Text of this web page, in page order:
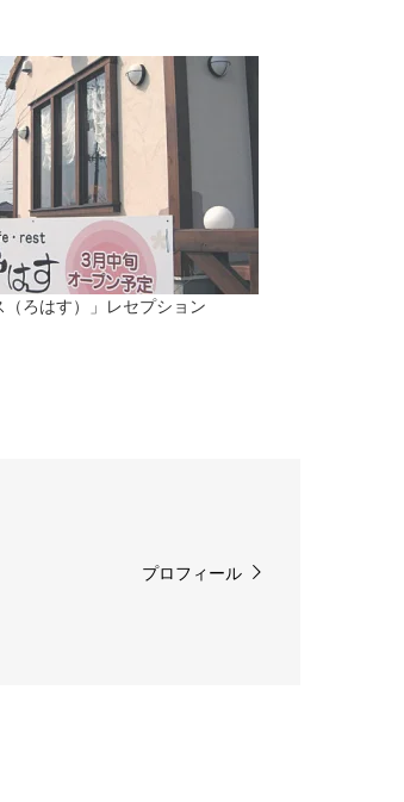
ろはす）」レセプション
プロフィール